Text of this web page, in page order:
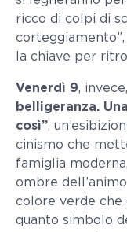
ricco di colpi di
la chiave per
Venerdì 9,
belligeranza.
così”,
cinismo che
famiglia
ombre
colore verde che
quanto simbolo